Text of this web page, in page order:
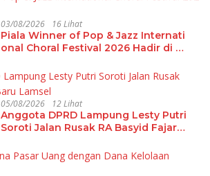
03/08/2026 16 Lihat
Piala Winner of Pop & Jazz Internati
onal Choral Festival 2026 Hadir di La
05/08/2026 12 Lihat
Anggota DPRD Lampung Lesty Putri
Soroti Jalan Rusak RA Basyid Fajar